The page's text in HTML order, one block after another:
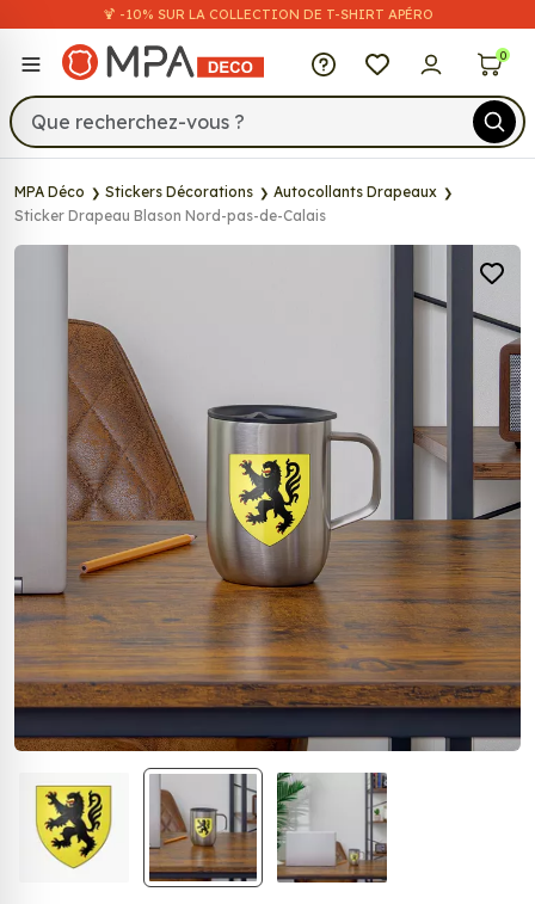
🍹 -10% SUR LA COLLECTION DE T-SHIRT APÉRO
MPA Déco 0
MPA Déco Stickers Décorations
Autocollants Drapeaux
Sticker Drapeau Blason Nord-pas-de-Calais